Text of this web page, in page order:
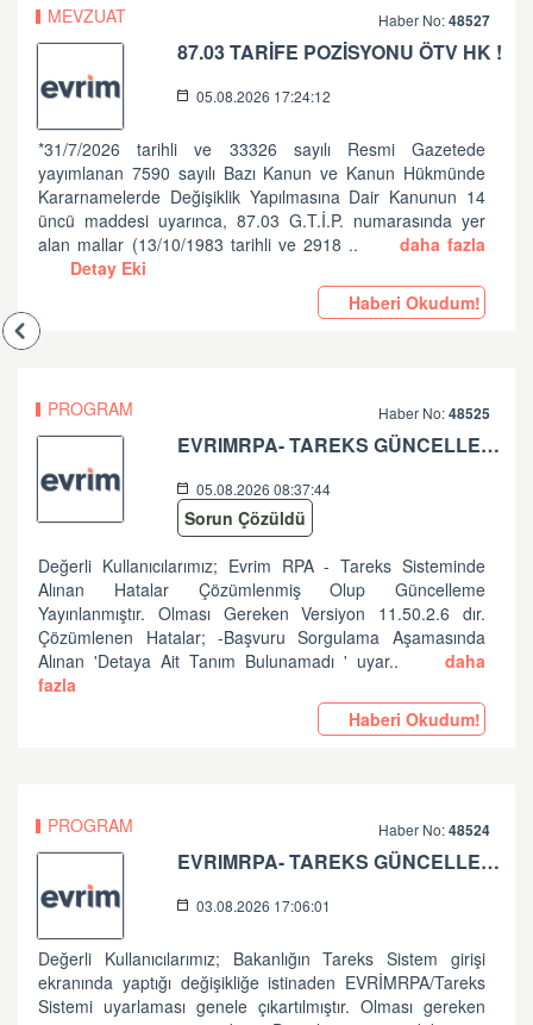
MEVZUAT Haber No:48527
87.03 TARİFE POZİSYONU ÖTV HK !
05.08.2026 17:24:12
*31/7/2026 tarihli ve 33326 sayılı Resmi Gazetede
yayımlanan 7590 sayılı Bazı Kanun ve Kanun Hükmünde
Kararnamelerde Değişiklik Yapılmasına Dair Kanunun 14
üncü maddesi uyarınca, 87.03 G.T.İ.P. numarasında yer
alan mallar (13/10/1983 tarihli ve 2918 ..
daha fazla
Detay Eki
Haberi Okudum!
PROGRAM Haber No:48525
EVRIMRPA- TAREKS GÜNCELLEMESI HAKKINDA (V: 11.50.2.6 BU VERSIYONDA EVRIMRPA- TAREKS MODULÜNDE GÜNCELLEME YAPILMIŞTIR. )
05.08.2026 08:37:44
Sorun Çözüldü
Değerli Kullanıcılarımız; Evrim RPA - Tareks Sisteminde
Alınan Hatalar Çözümlenmiş Olup Güncelleme
Yayınlanmıştır. Olması Gereken Versiyon 11.50.2.6 dır.
Çözümlenen Hatalar; -Başvuru Sorgulama Aşamasında
Alınan 'Detaya Ait Tanım Bulunamadı ' uyar..
daha
fazla
Haberi Okudum!
PROGRAM Haber No:48524
EVRIMRPA- TAREKS GÜNCELLEMESI HAKKINDA (V: 11.50.2.2)
03.08.2026 17:06:01
Değerli Kullanıcılarımız; Bakanlığın Tareks Sistem girişi
ekranında yaptığı değişikliğe istinaden EVRİMRPA/Tareks
Sistemi uyarlaması genele çıkartılmıştır. Olması gereken